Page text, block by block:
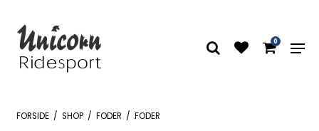
0
FORSIDE / SHOP / FODER / FODER